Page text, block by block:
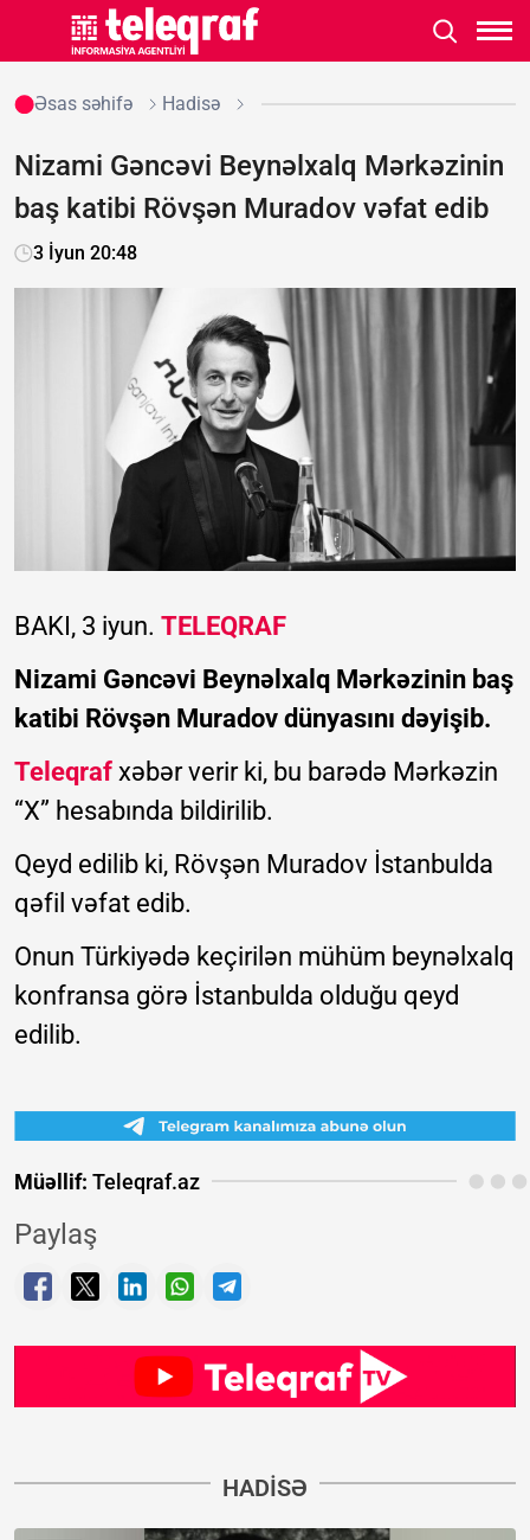
Əsas səhifə Hadisə
Nizami Gəncəvi Beynəlxalq Mərkəzinin
baş katibi Rövşən Muradov vəfat edib
3 İyun 20:48
BAKI, 3 iyun. TELEQRAF
Nizami Gəncəvi Beynəlxalq Mərkəzinin baş
katibi Rövşən Muradov dünyasını dəyişib.
Teleqraf xəbər verir ki, bu barədə Mərkəzin
“X” hesabında bildirilib.
Qeyd edilib ki, Rövşən Muradov İstanbulda
qəfil vəfat edib.
Onun Türkiyədə keçirilən mühüm beynəlxalq
konfransa görə İstanbulda olduğu qeyd
edilib.
Müəllif: Teleqraf.az
Paylaş
HADISƏ